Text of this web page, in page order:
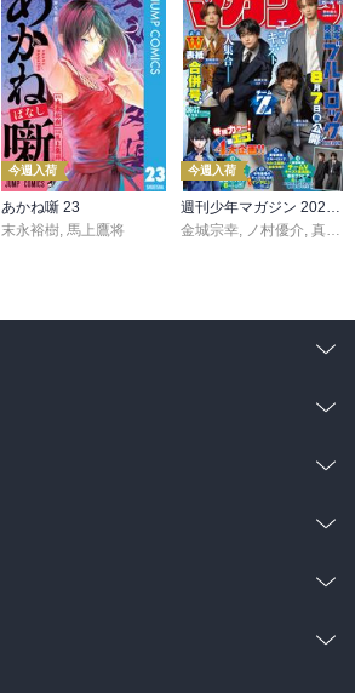
今週入荷
あかね噺 23
末永裕樹 馬上鷹将
今週入荷
金城宗幸
ノ村優介 真島ヒロ